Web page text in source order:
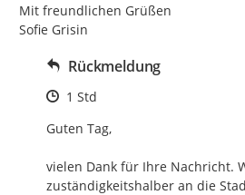
Mit freundlichen Grüßen
Sofie Grisin
Rückmeldung
Zeitpunkt des Erstellens
1 Std
Guten Tag,
vielen Dank für Ihre Nachricht.
zuständigkeitshalber an die